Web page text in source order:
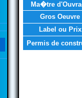
Ma�tre
Gros Oeuvre
Label ou Prix
Permis de